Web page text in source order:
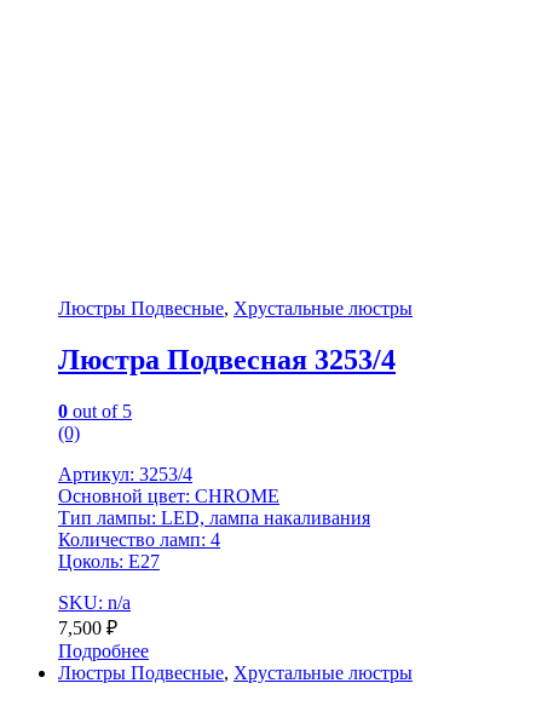
Люстры Подвесные, Хрустальные люстры
Люстра Подвесная 3253/4
0 out of 5
(0)
Артикул: 3253/4
Основной цвет: CHROME
Тип лампы: LED, лампа накаливания
Количество ламп: 4
Цоколь: Е27
SKU: n/a
7,500 ₽
Подробнее
Люстры Подвесные, Хрустальные люстры